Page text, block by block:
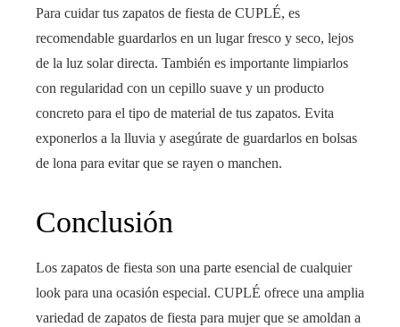
Para cuidar tus zapatos de fiesta de CUPLÉ, es
recomendable guardarlos en un lugar fresco y seco, lejos
de la luz solar directa. También es importante limpiarlos
con regularidad con un cepillo suave y un producto
concreto para el tipo de material de tus zapatos. Evita
exponerlos a la lluvia y asegúrate de guardarlos en bolsas
de lona para evitar que se rayen o manchen.
Conclusión
Los zapatos de fiesta son una parte esencial de cualquier
look para una ocasión especial. CUPLÉ ofrece una amplia
variedad de zapatos de fiesta para mujer que se amoldan a